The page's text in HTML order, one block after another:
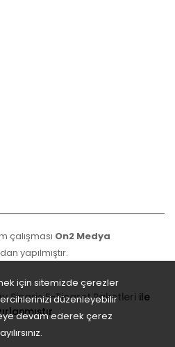
çalışması On2 Medya
yapılmıştır.
Sipariş E-Ticaret Paketleri ile
için sitemizde çerezler
düzenleyebilir
devam ederek çerez